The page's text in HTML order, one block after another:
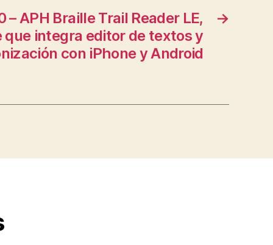
→
– APH Braille Trail Reader LE,
que integra editor de textos y
con iPhone y Android